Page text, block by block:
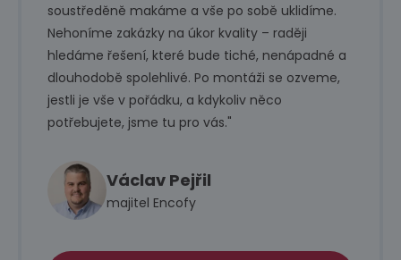
soustředěně makáme a vše po sobě uklidíme.
Nehoníme zakázky na úkor kvality – raději
hledáme řešení, které bude tiché, nenápadné a
dlouhodobě spolehlivé. Po montáži se ozveme,
jestli je vše v pořádku, a kdykoliv něco
potřebujete, jsme tu pro vás."
Václav Pejřil
majitel Encofy